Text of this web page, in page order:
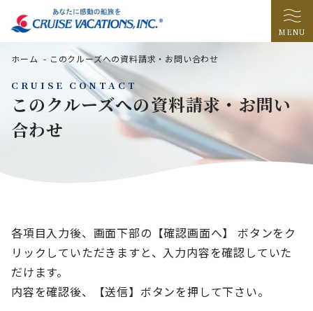
MENU
CRUISE CONTACT
このクルーズへの資料請求・お問い
合わせ
ホーム - このクルーズへの資料請求・お問い合わせ
各項目入力後、画面下部の【確認画面へ】 ボタンをク
リックしていただきますと、入力内容を確認していた
だけます。
内容を確認後、【送信】ボタンを押して下さい。